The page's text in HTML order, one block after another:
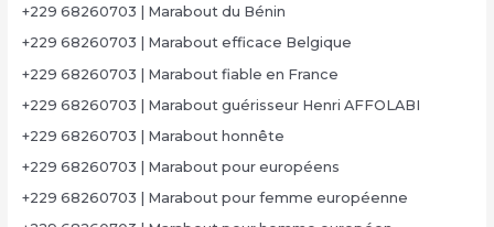
+229 68260703 | Marabout du Bénin
+229 68260703 | Marabout efficace Belgique
+229 68260703 | Marabout fiable en France
+229 68260703 | Marabout guérisseur Henri AFFOLABI
+229 68260703 | Marabout honnête
+229 68260703 | Marabout pour européens
+229 68260703 | Marabout pour femme européenne